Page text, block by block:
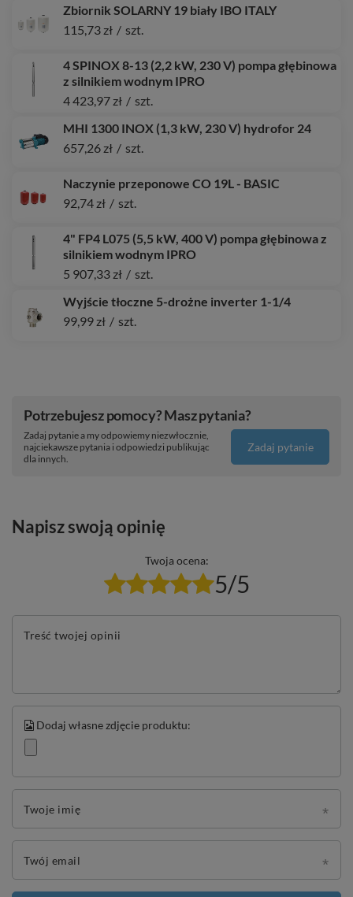
Zbiornik SOLARNY 19 biały IBO ITALY
115,73 zł / szt.
4 SPINOX 8-13 (2,2 kW, 230 V) pompa głębinowa
z silnikiem wodnym IPRO
4 423,97 zł / szt.
MHI 1300 INOX (1,3 kW, 230 V) hydrofor 24
657,26 zł / szt.
Naczynie przeponowe CO 19L - BASIC
92,74 zł / szt.
4" FP4 L075 (5,5 kW, 400 V) pompa głębinowa z
silnikiem wodnym IPRO
5 907,33 zł / szt.
Wyjście tłoczne 5-drożne inverter 1-1/4
99,99 zł / szt.
Potrzebujesz pomocy? Masz pytania?
Zadaj pytanie a my odpowiemy niezwłocznie,
najciekawsze pytania i odpowiedzi publikując
dla innych.
Zadaj pytanie
Napisz swoją opinię
Twoja ocena:
5/5
Treść twojej opinii
Dodaj własne zdjęcie produktu:
Twoje imię
Twój email